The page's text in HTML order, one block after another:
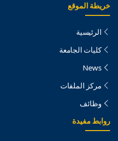
خريطة الموقع
الرئيسية
كليات الجامعة
News
مركز الملفات
وظائف
روابط مفيدة